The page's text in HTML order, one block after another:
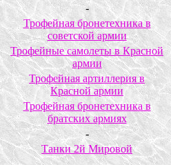
-
Трофейная бронетехника в
советской армии
Трофейные самолеты в Красной
армии
Трофейная артиллерия в
Красной армии
Трофейная бронетехника в
братских армиях
-
Танки 2й Мировой